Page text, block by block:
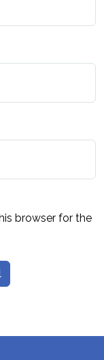
browser for the